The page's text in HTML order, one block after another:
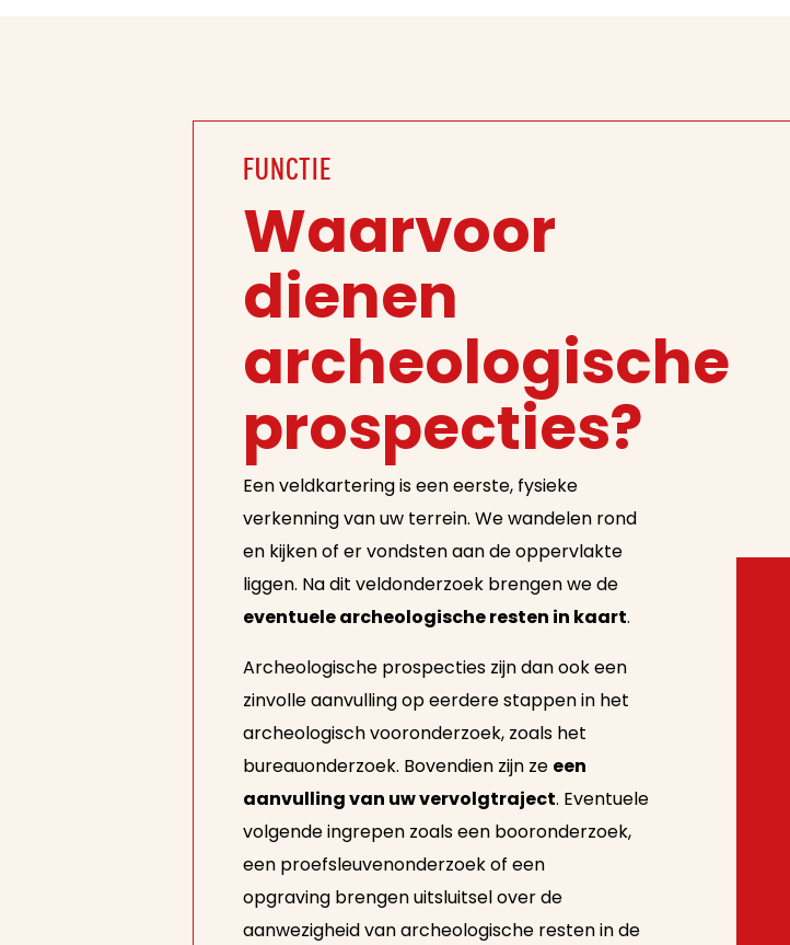
FUNCTIE
Waarvoor
dienen
archeologische
prospecties?
Een veldkartering is een eerste, fysieke
verkenning van uw terrein. We wandelen rond
en kijken of er vondsten aan de oppervlakte
liggen. Na dit veldonderzoek brengen we de
eventuele archeologische resten in kaart.
Archeologische prospecties zijn dan ook een
zinvolle aanvulling op eerdere stappen in het
archeologisch vooronderzoek, zoals het
bureauonderzoek. Bovendien zijn ze een
aanvulling van uw vervolgtraject. Eventuele
volgende ingrepen zoals een booronderzoek,
een proefsleuvenonderzoek of een
opgraving brengen uitsluitsel over de
aanwezigheid van archeologische resten in de